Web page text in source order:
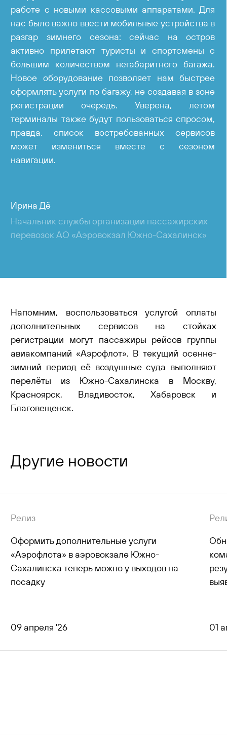
работе с новыми кассовыми аппаратами. Для
нас было важно ввести мобильные устройства в
разгар зимнего сезона: сейчас на остров
активно прилетают туристы и спортсмены с
большим количеством негабаритного багажа.
Новое оборудование позволяет нам быстрее
оформлять услуги по багажу, не создавая в зоне
регистрации очередь. Уверена, летом
терминалы также будут пользоваться спросом,
правда, список востребованных сервисов
может измениться вместе с сезоном
навигации.
Ирина Дё
Начальник службы организации пассажирских
перевозок АО «Аэровокзал Южно-Сахалинск»
Напомним, воспользоваться услугой оплаты
дополнительных сервисов на стойках
регистрации могут пассажиры рейсов группы
авиакомпаний «Аэрофлот». В текущий осенне-
зимний период её воздушные суда выполняют
перелёты из Южно-Сахалинска в Москву,
Красноярск, Владивосток, Хабаровск и
Благовещенск.
Другие новости
Релиз
Оформить дополнительные услуги
«Аэрофлота» в аэровокзале Южно-
Сахалинска теперь можно у выходов на
посадку
09 апреля '26 01